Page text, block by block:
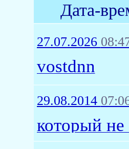
Дата-
27.07.2026
vostdnn
29.08.2014